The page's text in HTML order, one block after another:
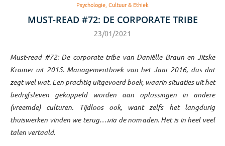
Psychologie, Cultuur & Ethiek
MUST-READ #72: DE CORPORATE TRIBE
23/01/2021
Must-read #72: De corporate tribe van Daniëlle Braun en Jitske
Kramer uit 2015. Managementboek van het Jaar 2016, dus dat
zegt wel wat. Een prachtig uitgevoerd boek, waarin situaties uit het
bedrijfsleven gekoppeld worden aan oplossingen in andere
(vreemde) culturen. Tijdloos ook, want zelfs het langdurig
thuiswerken vinden we terug….via de nomaden. Het is in heel veel
talen vertaald.